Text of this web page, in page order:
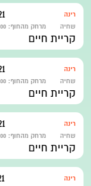
רינה
שחיה מרחק מהחוף:
קריית חיים
רינה
שחיה מרחק מהחוף:
קריית חיים
רינה
שחיה מרחק מהחוף:
קריית חיים
רינה